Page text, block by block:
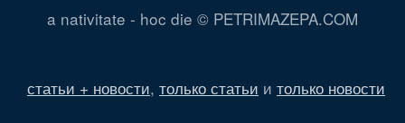
a nativitate - hoc die © PETRIMAZEPA.COM
статьи + новости, только статьи и только новости